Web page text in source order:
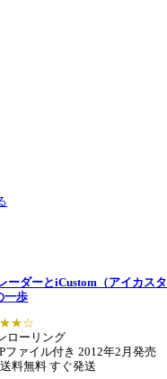
ーダーとiCustom（アイカスタ
一歩
★★☆
ローリング
ファイル付き 2012年2月発売
料無料 すぐ発送